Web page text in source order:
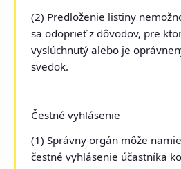
(2) Predloženie listiny
sa odoprieť z dôvodov, pre
vyslúchnutý alebo je
svedok.
Čestné vyhlásenie
(1) Správny orgán môže
čestné vyhlásenie účastníka